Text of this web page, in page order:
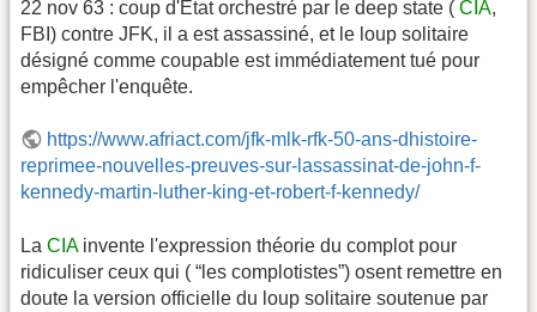
22 nov 63 : coup d'État orchestré par le deep state ( CIA,
FBI) contre JFK, il a est assassiné, et le loup solitaire
désigné comme coupable est immédiatement tué pour
empêcher l'enquête.
https://www.afriact.com/jfk-mlk-rfk-50-ans-dhistoire-
reprimee-nouvelles-preuves-sur-lassassinat-de-john-f-
kennedy-martin-luther-king-et-robert-f-kennedy/
La CIAinvente l'expression théorie du complot pour
ridiculiser ceux qui ( “les complotistes”) osent remettre en
doute la version officielle du loup solitaire soutenue par